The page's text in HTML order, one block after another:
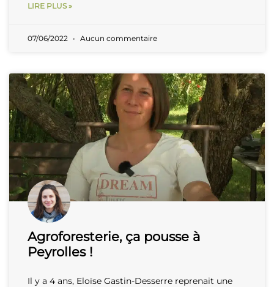
LIRE PLUS »
07/06/2022 Aucun commentaire
Agroforesterie, ça pousse à
Peyrolles !
Il y a 4 ans, Eloïse Gastin-Desserre reprenait une